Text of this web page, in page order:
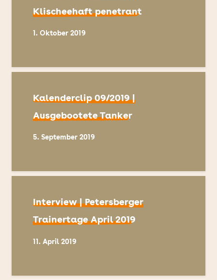
Klischeehaft penetrant
1. Oktober 2019
Kalenderclip 09/2019 |
Ausgebootete Tanker
5. September 2019
Interview | Petersberger
Trainertage April 2019
11. April 2019